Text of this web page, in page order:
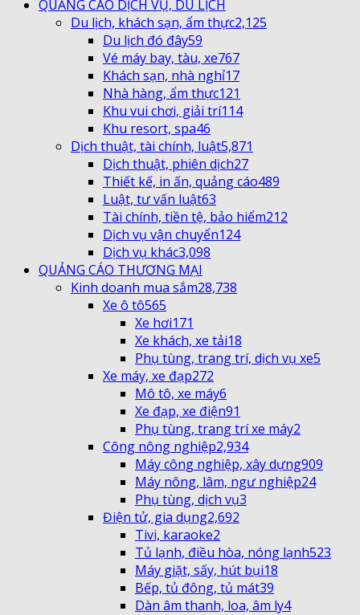
QUẢNG CÁO DỊCH VỤ, DU LỊCH
Du lịch, khách sạn, ẩm thực2,125
Du lịch đó đây59
Vé máy bay, tàu, xe767
Khách sạn, nhà nghỉ17
Nhà hàng, ẩm thực121
Khu vui chơi, giải trí114
Khu resort, spa46
Dịch thuật, tài chính, luật5,871
Dịch thuật, phiên dịch27
Thiết kế, in ấn, quảng cáo489
Luật, tư vấn luật63
Tài chính, tiền tệ, bảo hiểm212
Dịch vụ vận chuyển124
Dịch vụ khác3,098
QUẢNG CÁO THƯƠNG MẠI
Kinh doanh mua sắm28,738
Xe ô tô565
Xe hơi171
Xe khách, xe tải18
Phụ tùng, trang trí, dịch vụ xe5
Xe máy, xe đạp272
Mô tô, xe máy6
Xe đạp, xe điện91
Phụ tùng, trang trí xe máy2
Công nông nghiệp2,934
Máy công nghiệp, xây dựng909
Máy nông, lâm, ngư nghiệp24
Phụ tùng, dịch vụ3
Điện tử, gia dụng2,692
Tivi, karaoke2
Tủ lạnh, điều hòa, nóng lạnh523
Máy giặt, sấy, hút bụi18
Bếp, tủ đông, tủ mát39
Dàn âm thanh, loa, âm ly4